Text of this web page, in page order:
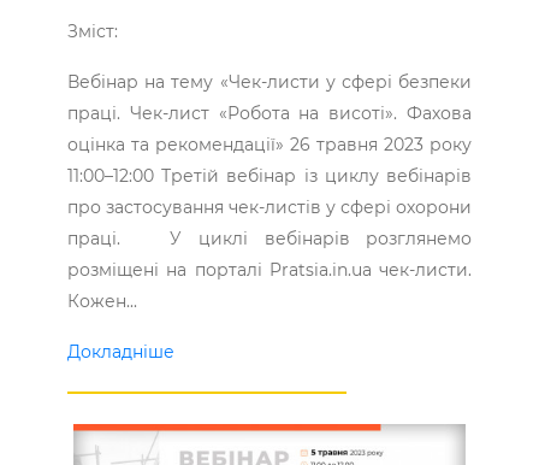
Зміст:
Вебінар на тему «Чек-листи у сфері безпеки
праці. Чек-лист «Робота на висоті». Фахова
оцінка та рекомендації» 26 травня 2023 року
11:00–12:00 Третій вебінар із циклу вебінарів
про застосування чек-листів у сфері охорони
праці. У циклі вебінарів розглянемо
розміщені на порталі Pratsia.in.ua чек-листи.
Кожен...
Докладніше